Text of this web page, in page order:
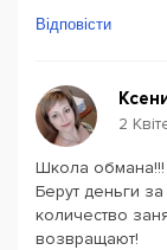
Відповісти
2
Школа обмана!!!
Берут деньги
количество
возвращают!